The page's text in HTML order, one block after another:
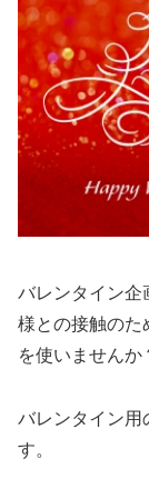
バレンタイン企
様との接触のた
を使いませんか
バレンタイン用
す。